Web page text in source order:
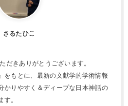
さるたひこ
だきありがとうございます。
をもとに、最新の文献学的学術情報
かりやすく＆ディープな日本神話の
。